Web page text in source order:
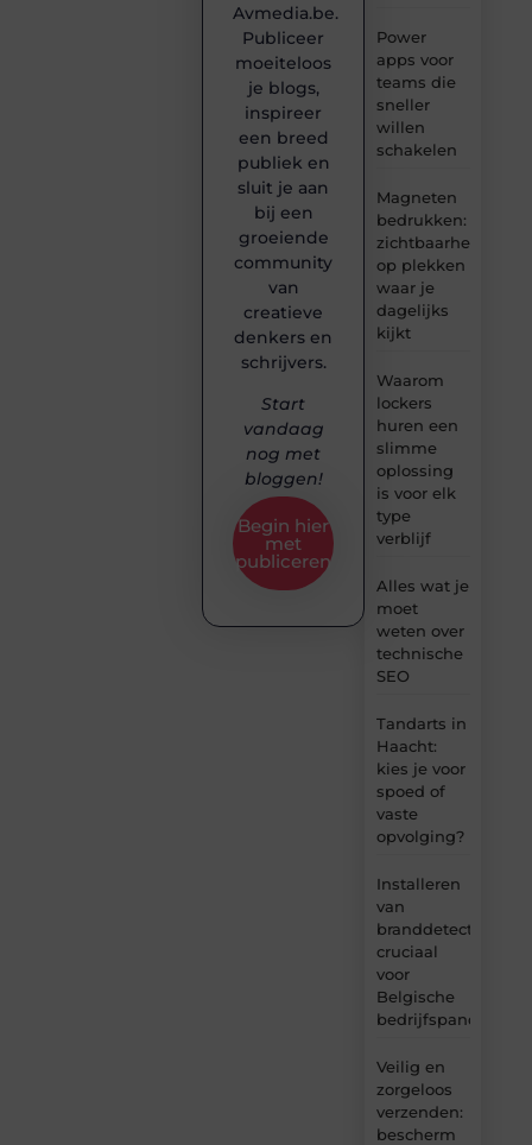
Power
apps voor
teams die
sneller
willen
schakelen
Magneten
bedrukken:
zichtbaarheid
op plekken
waar je
dagelijks
kijkt
Waarom
lockers
huren een
slimme
oplossing
is voor elk
type
verblijf
Alles wat je
moet
weten over
technische
SEO
Tandarts in
Haacht:
kies je voor
spoed of
vaste
opvolging?
Installeren
van
branddetectie:
cruciaal
voor
Belgische
bedrijfspanden
Veilig en
zorgeloos
verzenden:
bescherm
Avmedia.be.
Publiceer
moeiteloos
je blogs,
inspireer
een breed
publiek en
sluit je aan
bij een
groeiende
community
van
creatieve
denkers en
schrijvers.
Start
vandaag
nog met
bloggen!
Begin hier
met
publiceren